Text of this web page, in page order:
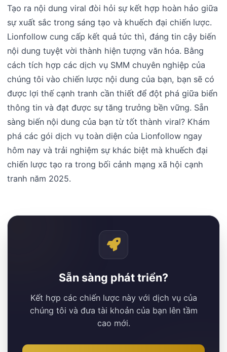
Tạo ra nội dung viral đòi hỏi sự kết hợp hoàn hảo giữa
sự xuất sắc trong sáng tạo và khuếch đại chiến lược.
Lionfollow cung cấp kết quả tức thì, đáng tin cậy biến
nội dung tuyệt vời thành hiện tượng văn hóa. Bằng
cách tích hợp các dịch vụ SMM chuyên nghiệp của
chúng tôi vào chiến lược nội dung của bạn, bạn sẽ có
được lợi thế cạnh tranh cần thiết để đột phá giữa biển
thông tin và đạt được sự tăng trưởng bền vững. Sẵn
sàng biến nội dung của bạn từ tốt thành viral? Khám
phá các gói dịch vụ toàn diện của Lionfollow ngay
hôm nay và trải nghiệm sự khác biệt mà khuếch đại
chiến lược tạo ra trong bối cảnh mạng xã hội cạnh
tranh năm 2025.
Sẵn sàng phát triển?
Kết hợp các chiến lược này với dịch vụ của
chúng tôi và đưa tài khoản của bạn lên tầm
cao mới.